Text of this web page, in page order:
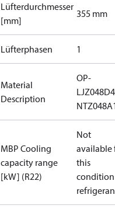
Lüfterdurchmesser
[mm]
355 mm
Lüfterphasen 1
Material
Description
OP-
MBP Cooling
capacity range
[kW] (R22)
Not
available
this